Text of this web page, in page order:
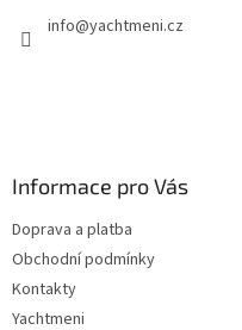
info@yachtmeni.cz
Informace pro Vás
Doprava a platba
Obchodní podmínky
Kontakty
Yachtmeni